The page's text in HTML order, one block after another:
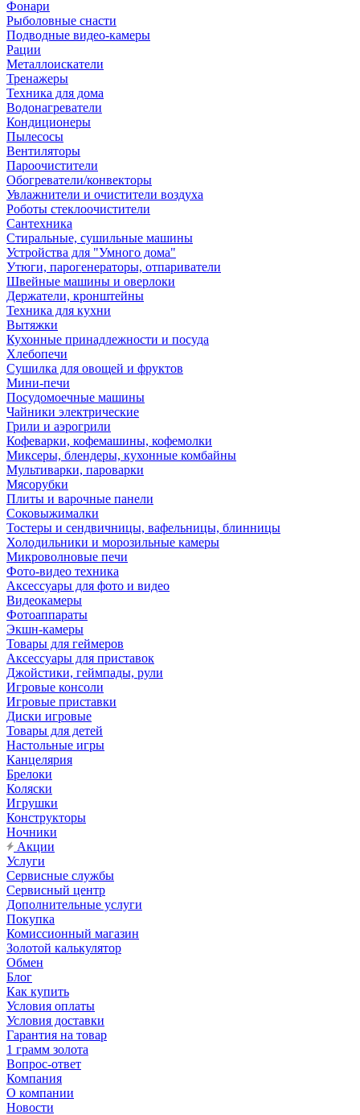
Фонари
Рыболовные снасти
Подводные видео-камеры
Рации
Металлоискатели
Тренажеры
Техника для дома
Водонагреватели
Кондиционеры
Пылесосы
Вентиляторы
Пароочистители
Обогреватели/конвекторы
Увлажнители и очистители воздуха
Роботы стеклоочистители
Сантехника
Стиральные, сушильные машины
Устройства для "Умного дома"
Утюги, парогенераторы, отпариватели
Швейные машины и оверлоки
Держатели, кронштейны
Техника для кухни
Вытяжки
Кухонные принадлежности и посуда
Хлебопечи
Сушилка для овощей и фруктов
Мини-печи
Посудомоечные машины
Чайники электрические
Грили и аэрогрили
Кофеварки, кофемашины, кофемолки
Миксеры, блендеры, кухонные комбайны
Мультиварки, пароварки
Мясорубки
Плиты и варочные панели
Соковыжималки
Тостеры и сендвичницы, вафельницы, блинницы
Холодильники и морозильные камеры
Микроволновые печи
Фото-видео техника
Аксессуары для фото и видео
Видеокамеры
Фотоаппараты
Экшн-камеры
Товары для геймеров
Аксессуары для приставок
Джойстики, геймпады, рули
Игровые консоли
Игровые приставки
Диски игровые
Товары для детей
Настольные игры
Канцелярия
Брелоки
Коляски
Игрушки
Конструкторы
Ночники
Акции
Услуги
Сервисные службы
Сервисный центр
Дополнительные услуги
Покупка
Комиссионный магазин
Золотой калькулятор
Обмен
Блог
Как купить
Условия оплаты
Условия доставки
Гарантия на товар
1 грамм золота
Вопрос-ответ
Компания
О компании
Новости